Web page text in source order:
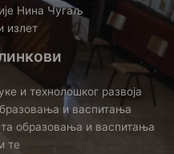
Нина Чугаљ
излет
и технолошког развоја
и васпитања
образовања и васпитања
те